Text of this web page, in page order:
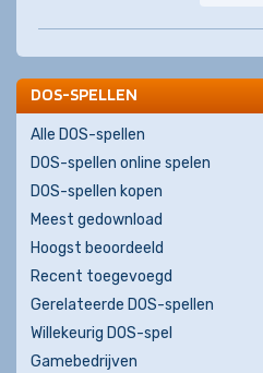
DOS-SPELLEN
Alle DOS-spellen
DOS-spellen online spelen
DOS-spellen kopen
Meest gedownload
Hoogst beoordeeld
Recent toegevoegd
Gerelateerde DOS-spellen
Willekeurig DOS-spel
Gamebedrijven